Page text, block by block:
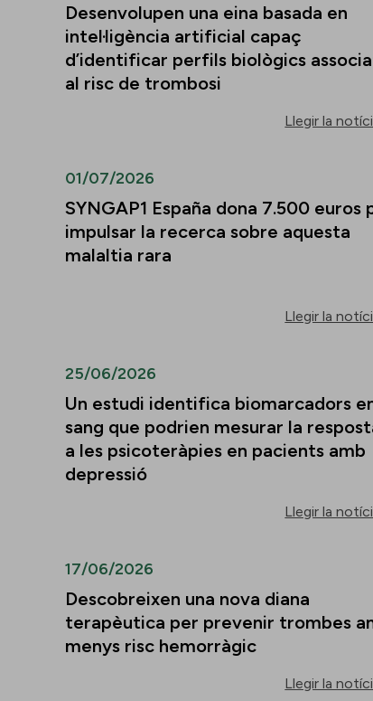
Desenvolupen una eina basada en
intel·ligència artificial capaç
d’identificar perfils biològics
al risc de trombosi
Llegir la
01/07/2026
SYNGAP1 España dona 7.500 euros
impulsar la recerca sobre aquesta
malaltia rara
Llegir la
25/06/2026
Un estudi identifica biomarcadors
sang que podrien mesurar la
a les psicoteràpies en pacients amb
depressió
Llegir la
17/06/2026
Descobreixen una nova diana
terapèutica per prevenir trombes
menys risc hemorràgic
Llegir la